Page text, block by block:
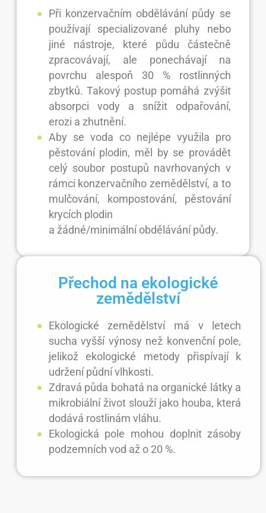
Při konzervačním obdělávání půdy se
používají specializované pluhy nebo
jiné nástroje, které půdu částečně
zpracovávají, ale ponechávají na
povrchu alespoň 30 % rostlinných
zbytků. Takový postup pomáhá zvýšit
absorpci vody a snížit odpařování,
erozi a zhutnění.
Aby se voda co nejlépe využila pro
pěstování plodin, měl by se provádět
celý soubor postupů navrhovaných v
rámci konzervačního zemědělství, a to
mulčování, kompostování, pěstování
krycích plodin
a žádné/minimální obdělávání půdy.
Přechod na ekologické
zemědělství
Ekologické zemědělství má v letech
sucha vyšší výnosy než konvenční pole,
jelikož ekologické metody přispívají k
udržení půdní vlhkosti.
Zdravá půda bohatá na organické látky a
mikrobiální život slouží jako houba, která
dodává rostlinám vláhu.
Ekologická pole mohou doplnit zásoby
podzemních vod až o 20 %.